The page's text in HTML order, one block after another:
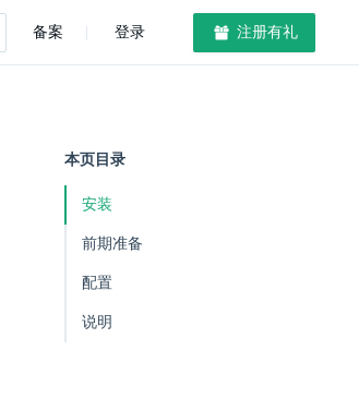
备案 登录 注册有礼
本页目录
安装
前期准备
配置
说明